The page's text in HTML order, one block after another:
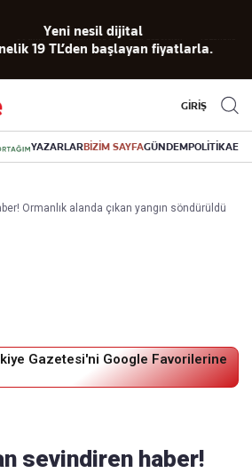
dijital arşiv
Akıllı haber
asistanı
Eski gazeteleri
indirme
canlı soru
cevap
GİRİŞ
YAZARLARBİZİM SAYFAGÜNDEMPOLİTİKA
Ormanlık alanda çıkan yangın söndürüldü
Gazetesi'ni Google Favorilerine
sevindiren haber!